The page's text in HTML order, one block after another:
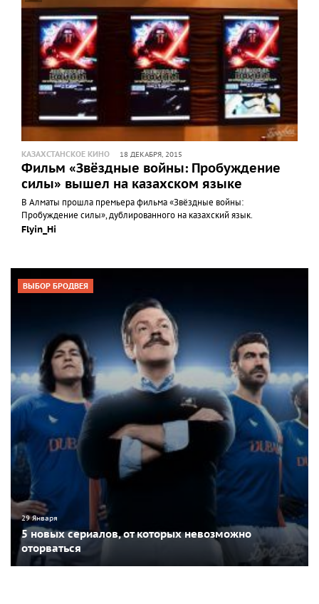
КАЗАХСТАНСКОЕ КИНО 18 ДЕКАБРЯ, 2015
Фильм «Звёздные войны: Пробуждение
силы» вышел на казахском языке
В Алматы прошла премьера фильма «Звёздные войны:
Пробуждение силы», дублированного на казахский язык.
Flyin_Hi
ВЫБОР БРОДВЕЯ
29 Января
5 новых сериалов, от которых невозможно
оторваться